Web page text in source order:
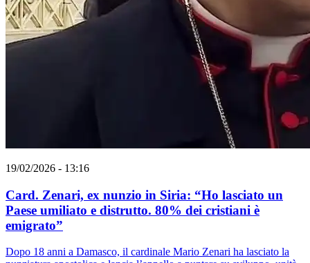
19/02/2026 - 13:16
Card. Zenari, ex nunzio in Siria: “Ho lasciato un
Paese umiliato e distrutto. 80% dei cristiani è
emigrato”
Dopo 18 anni a Damasco, il cardinale Mario Zenari ha lasciato la